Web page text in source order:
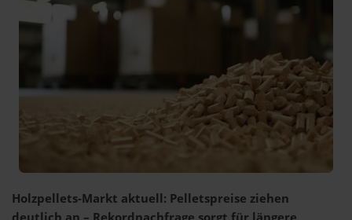
Holzpellets-Markt aktuell: Pelletspreise ziehen